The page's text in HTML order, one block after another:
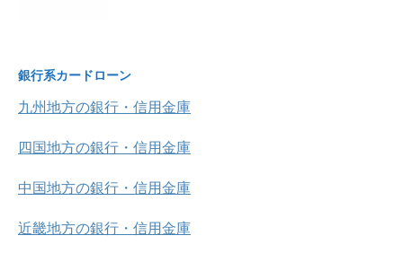
銀行系カードローン
九州地方の銀行・信用金庫
四国地方の銀行・信用金庫
中国地方の銀行・信用金庫
近畿地方の銀行・信用金庫